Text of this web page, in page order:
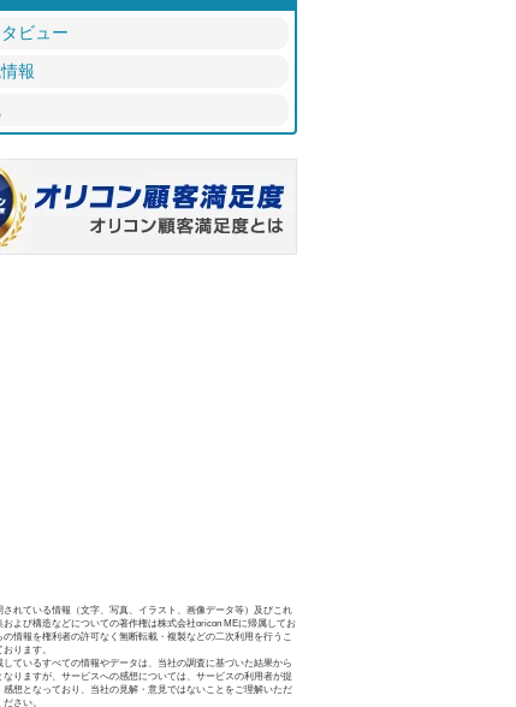
ビュー
報
されている情報（文字、写真、イラスト、画像データ等）及びこれ
および構造などについての著作権は株式会社oricon MEに帰属してお
の情報を権利者の許可なく無断転載・複製などの二次利用を行うこ
ります。
しているすべての情報やデータは、当社の調査に基づいた結果から
なりますが、サービスへの感想については、サービスの利用者が提
感想となっており、当社の見解・意見ではないことをご理解いただ
さい。